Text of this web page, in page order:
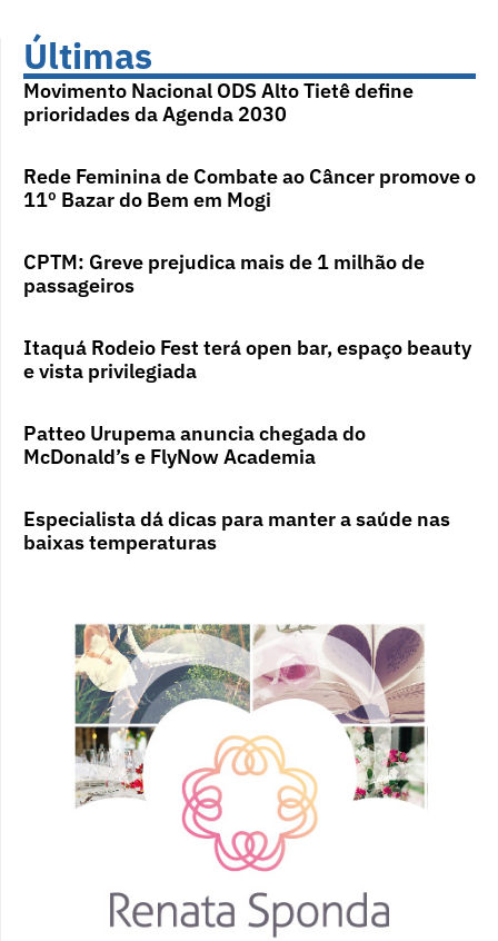
Últimas
Movimento Nacional ODS Alto Tietê define
prioridades da Agenda 2030
Rede Feminina de Combate ao Câncer promove o
11º Bazar do Bem em Mogi
CPTM: Greve prejudica mais de 1 milhão de
passageiros
Itaquá Rodeio Fest terá open bar, espaço beauty
e vista privilegiada
Patteo Urupema anuncia chegada do
McDonald’s e FlyNow Academia
Especialista dá dicas para manter a saúde nas
baixas temperaturas